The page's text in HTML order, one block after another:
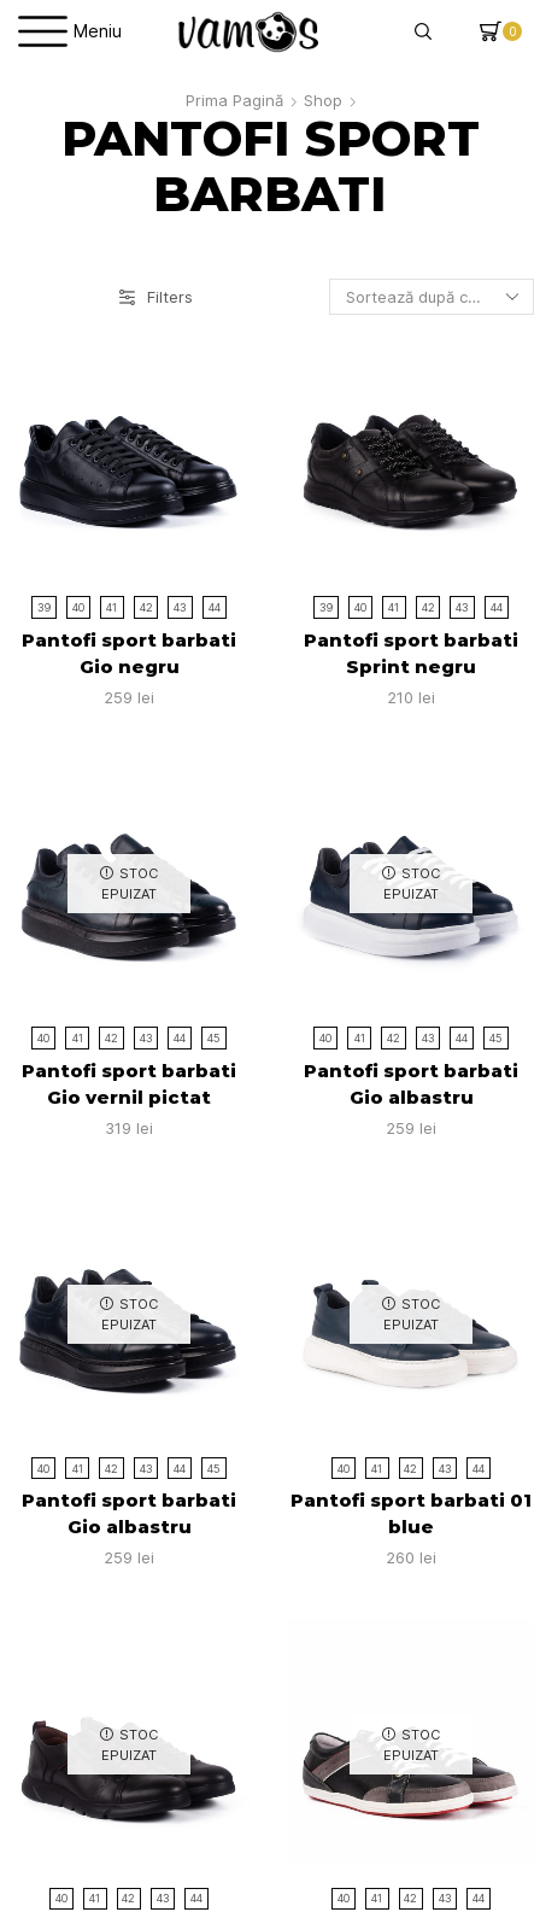
Meniu 0
Prima Pagină Shop
PANTOFI SPORT
BARBATI
Filters
39 40 41 42 43 44
Pantofi sport barbati
Gio negru
259 lei
39 40 41 42 43 44
Pantofi sport barbati
Sprint negru
210 lei
STOC
EPUIZAT
40 41 42 43 44 45
Pantofi sport barbati
Gio vernil pictat
319 lei
STOC
EPUIZAT
40 41 42 43 44 45
Pantofi sport barbati
Gio albastru
259 lei
STOC
EPUIZAT
40 41 42 43 44 45
Pantofi sport barbati
Gio albastru
259 lei
STOC
EPUIZAT
40 41 42 43 44
Pantofi sport barbati 01
blue
260 lei
STOC
EPUIZAT
40 41 42 43 44
STOC
EPUIZAT
40 41 42 43 44